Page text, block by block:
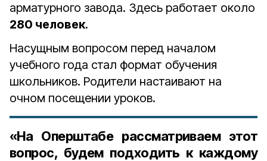
арматурного завода. Здесь работает около
280 человек.
Насущным вопросом перед началом
учебного года стал формат обучения
школьников. Родители настаивают на
очном посещении уроков.
«На Оперштабе рассматриваем этот
вопрос, будем подходить к каждому